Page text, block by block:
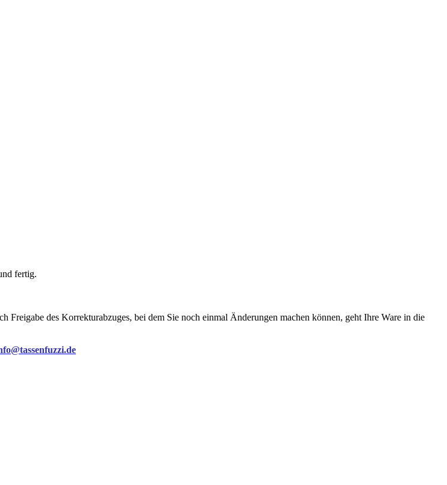
fertig.
des Korrekturabzuges, bei dem Sie noch einmal Änderungen machen können, geht Ihre Ware in die